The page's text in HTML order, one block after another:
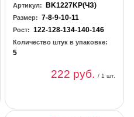
Артикул: BK1227KP(ЧЗ)
Размер: 7-8-9-10-11
Рост: 122-128-134-140-146
Количество штук в упаковке:
5
222 руб./ 1 шт.